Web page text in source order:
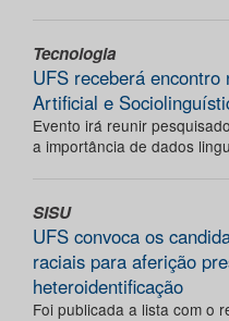
Tecnologia
UFS receberá
Artificial e
Evento irá reunir
a importância de dados
SISU
UFS convoca os
raciais para aferição
heteroidentificação
Foi publicada a lista com o